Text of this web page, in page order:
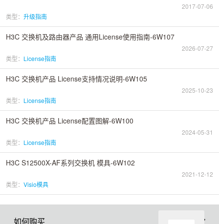
2017-07-06
类型： 升级指南
H3C 交换机及路由器产品 通用License使用指南-6W107
2026-07-27
类型： License指南
H3C 交换机产品 License支持情况说明-6W105
2025-10-23
类型： License指南
H3C 交换机产品 License配置图解-6W100
2024-05-31
类型： License指南
H3C S12500X-AF系列交换机 模具-6W102
2021-12-12
类型： Visio模具
如何购买